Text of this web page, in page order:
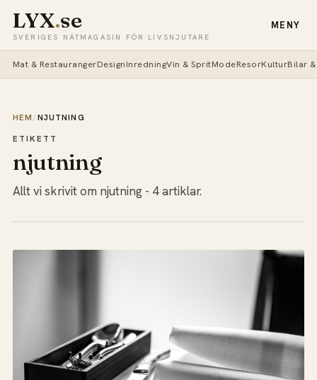
LYX.se
SVERIGES NÄTMAGASIN FÖR LIVSNJUTARE
MENY
Mat & RestaurangerDesignInredningVin & SpritModeResorKulturBilar
HEM / NJUTNING
ETIKETT
njutning
Allt vi skrivit om njutning - 4 artiklar.